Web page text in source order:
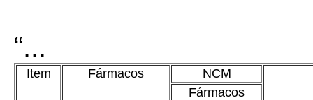
“...
Item Fármacos
NCM
Fármacos